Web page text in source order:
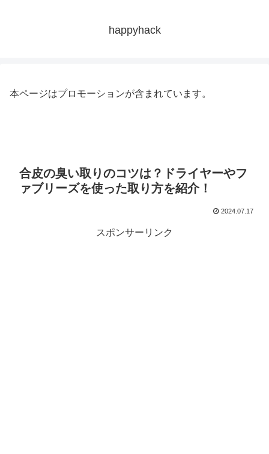
happyhack
本ページはプロモーションが含まれています。
合皮の臭い取りのコツは？ドライヤーやフ
ァブリーズを使った取り方を紹介！
2024.07.17
スポンサーリンク